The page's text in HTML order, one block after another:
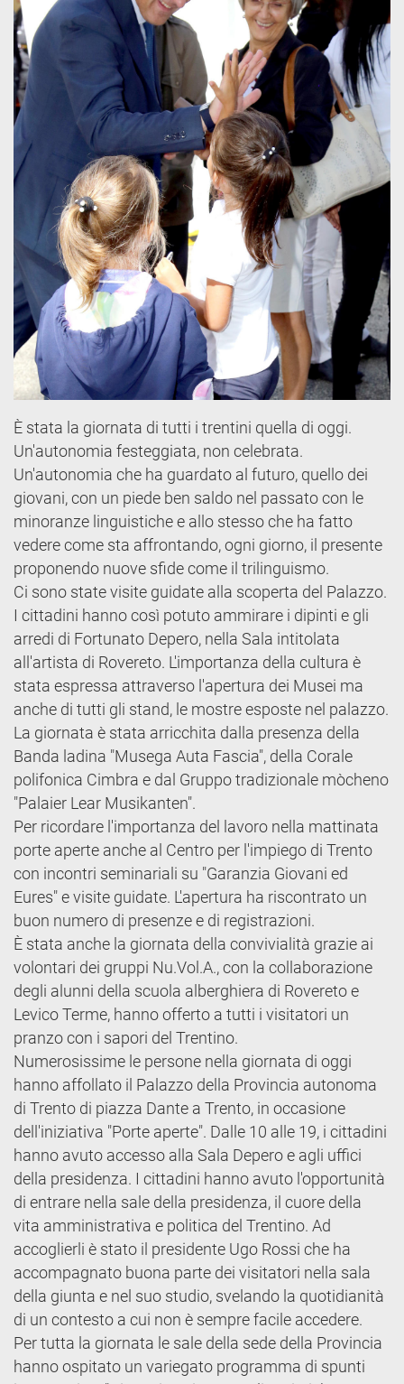
È stata la giornata di tutti i trentini quella di oggi.
Un'autonomia festeggiata, non celebrata.
Un'autonomia che ha guardato al futuro, quello dei
giovani, con un piede ben saldo nel passato con le
minoranze linguistiche e allo stesso che ha fatto
vedere come sta affrontando, ogni giorno, il presente
proponendo nuove sfide come il trilinguismo.
Ci sono state visite guidate alla scoperta del Palazzo.
I cittadini hanno così potuto ammirare i dipinti e gli
arredi di Fortunato Depero, nella Sala intitolata
all'artista di Rovereto. L'importanza della cultura è
stata espressa attraverso l'apertura dei Musei ma
anche di tutti gli stand, le mostre esposte nel palazzo.
La giornata è stata arricchita dalla presenza della
Banda ladina "Musega Auta Fascia", della Corale
polifonica Cimbra e dal Gruppo tradizionale mòcheno
"Palaier Lear Musikanten".
Per ricordare l'importanza del lavoro nella mattinata
porte aperte anche al Centro per l'impiego di Trento
con incontri seminariali su "Garanzia Giovani ed
Eures" e visite guidate. L'apertura ha riscontrato un
buon numero di presenze e di registrazioni.
È stata anche la giornata della convivialità grazie ai
volontari dei gruppi Nu.Vol.A., con la collaborazione
degli alunni della scuola alberghiera di Rovereto e
Levico Terme, hanno offerto a tutti i visitatori un
pranzo con i sapori del Trentino.
Numerosissime le persone nella giornata di oggi
hanno affollato il Palazzo della Provincia autonoma
di Trento di piazza Dante a Trento, in occasione
dell'iniziativa "Porte aperte". Dalle 10 alle 19, i cittadini
hanno avuto accesso alla Sala Depero e agli uffici
della presidenza. I cittadini hanno avuto l'opportunità
di entrare nella sale della presidenza, il cuore della
vita amministrativa e politica del Trentino. Ad
accoglierli è stato il presidente Ugo Rossi che ha
accompagnato buona parte dei visitatori nella sala
della giunta e nel suo studio, svelando la quotidianità
di un contesto a cui non è sempre facile accedere.
Per tutta la giornata le sale della sede della Provincia
hanno ospitato un variegato programma di spunti